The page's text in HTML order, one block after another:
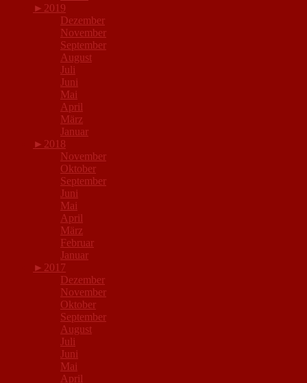
► 2019
Dezember
November
September
August
Juli
Juni
Mai
April
März
Januar
► 2018
November
Oktober
September
Juni
Mai
April
März
Februar
Januar
► 2017
Dezember
November
Oktober
September
August
Juli
Juni
Mai
April